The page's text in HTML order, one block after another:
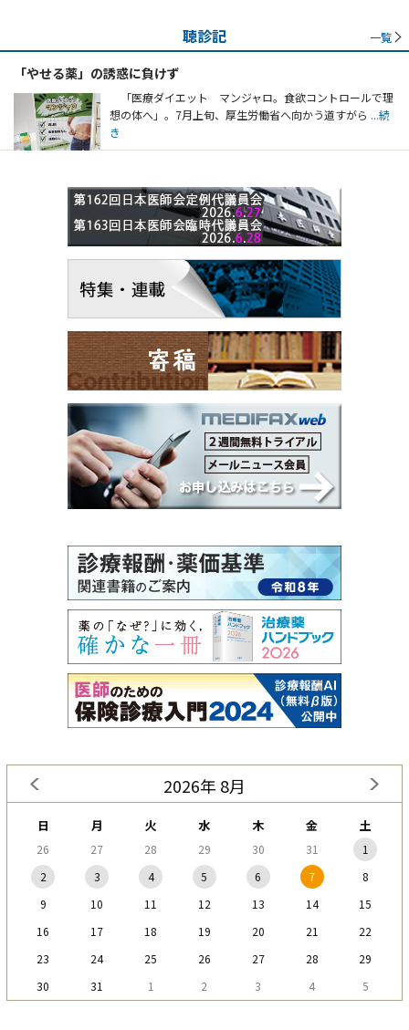
聴診記 一覧
「やせる薬」の誘惑に負けず
「医療ダイエット マンジャロ。食欲コントロールで理
想の体へ」。7月上旬、厚生労働省へ向かう道すがら ...続
き
2026年 8月
日 月 火 水 木 金 土
26 27 28 29 30 31
1
2
3 4 5 6 7
8
9
10 11 12 13 14
15
16
17 18 19 20 21
22
23
24 25 26 27 28
29
30
31 1 2 3 4 5